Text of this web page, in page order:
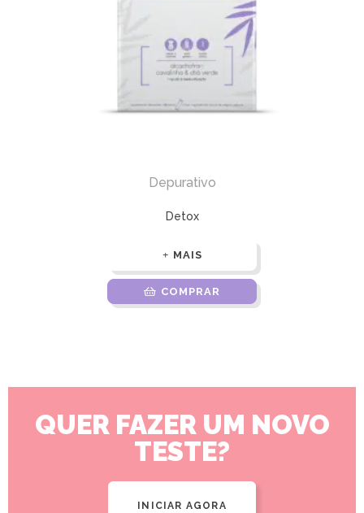
Depurativo
Detox
MAIS
COMPRAR
QUER FAZER UM NOVO
TESTE?
INICIAR AGORA